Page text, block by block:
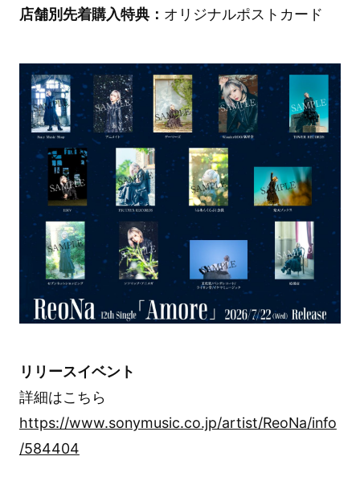
店舗別先着購入特典： オリジナルポストカード
リリースイベント
詳細はこちら
https://www.sonymusic.co.jp/artist/ReoNa/info
/584404